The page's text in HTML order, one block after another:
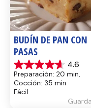
BUDÍN DE PAN CON
PASAS
4.6
4.6
de
5
estrellas.
Preparación: 20 min,
Cocción: 35 min
Fácil